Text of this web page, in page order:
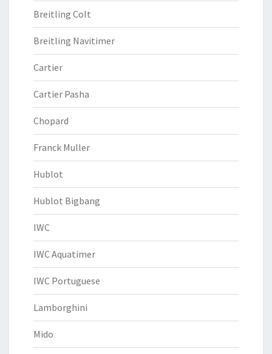
Breitling Colt
Breitling Navitimer
Cartier
Cartier Pasha
Chopard
Franck Muller
Hublot
Hublot Bigbang
IWC
IWC Aquatimer
IWC Portuguese
Lamborghini
Mido